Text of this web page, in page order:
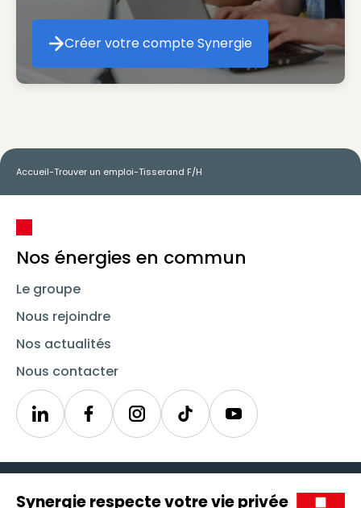
Créer votre compte Synergie
Créer votre compte Synergie
Accueil-Trouver un emploi-Tisserand F/H
Nos énergies en commun
Le groupe
Nous rejoindre
Nos actualités
Nous contacter
LinkedinSynergieInstagramTikTok Youtube
Icône d'illustration